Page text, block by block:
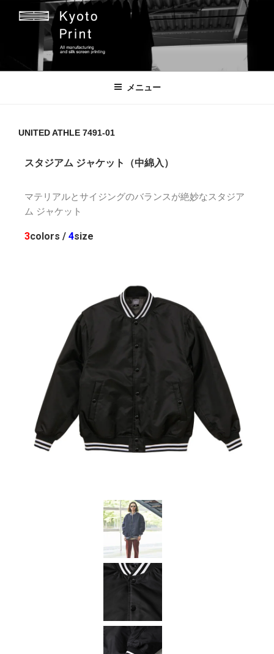
京都プリント
京都市のオリジナルプリント会社
メニュー
UNITED ATHLE 7491-01
スタジアム ジャケット（中綿入）
マテリアルとサイジングのバランスが絶妙なスタジア
ム ジャケット
3colors / 4size